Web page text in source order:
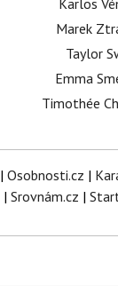
Karlos
Marek
Taylor
Emma
Timothée
| Osobnosti.cz |
| Srovnám.cz |